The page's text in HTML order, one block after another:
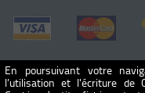
En poursuivant votre
l’utilisation et l'écriture de